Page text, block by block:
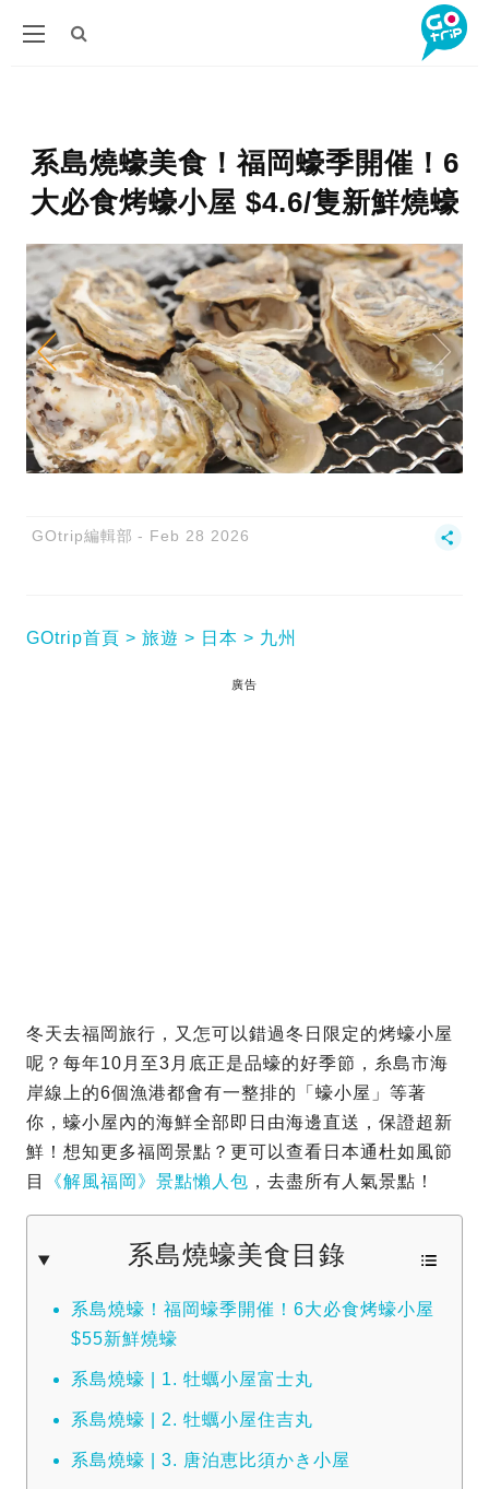
系島燒蠔美食！福岡蠔季開催！6
大必食烤蠔小屋 $4.6/隻新鮮燒蠔
GOtrip編輯部 Feb 28 2026
GOtrip首頁 旅遊 日本 九州
廣告
冬天去福岡旅行，又怎可以錯過冬日限定的烤蠔小屋
呢？每年10月至3月底正是品蠔的好季節，糸島市海
岸線上的6個漁港都會有一整排的「蠔小屋」等著
你，蠔小屋內的海鮮全部即日由海邊直送，保證超新
鮮！想知更多福岡景點？更可以查看日本通杜如風節
目
《解風福岡》景點懶人包 ，去盡所有人氣景點！
系島燒蠔美食目錄
系島燒蠔！福岡蠔季開催！6大必食烤蠔小屋
$55新鮮燒蠔
系島燒蠔 | 1. 牡蠣小屋富士丸
系島燒蠔 | 2. 牡蠣小屋住吉丸
系島燒蠔 | 3. 唐泊恵比須かき小屋